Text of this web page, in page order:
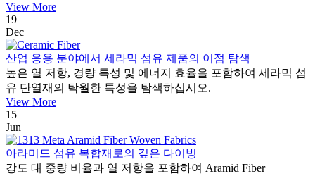
View More
19
Dec
산업 응용 분야에서 세라믹 섬유 제품의 이점 탐색
높은 열 저항, 경량 특성 및 에너지 효율을 포함하여 세라믹 섬
유 단열재의 탁월한 특성을 탐색하십시오.
View More
15
Jun
아라미드 섬유 복합재로의 깊은 다이빙
강도 대 중량 비율과 열 저항을 포함하여 Aramid Fiber